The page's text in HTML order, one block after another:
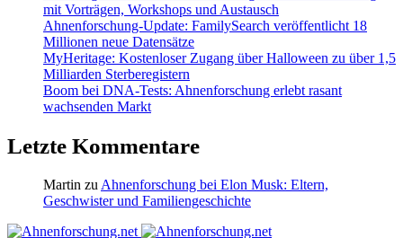
mit Vorträgen, Workshops und Austausch
Ahnenforschung-Update: FamilySearch veröffentlicht 18
Millionen neue Datensätze
MyHeritage: Kostenloser Zugang über Halloween zu über 1,5
Milliarden Sterberegistern
Boom bei DNA-Tests: Ahnenforschung erlebt rasant
wachsenden Markt
Letzte Kommentare
Martin zuAhnenforschung bei Elon Musk: Eltern,
Geschwister und Familiengeschichte